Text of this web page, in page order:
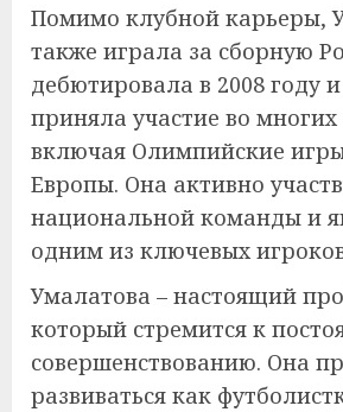
Помимо клубной карьеры,
также играла за сборную
дебютировала в 2008 году
приняла участие во
включая Олимпийские
Европы. Она активно
национальной команды и
одним из ключевых
Умалатова – настоящий
который стремится к
совершенствованию. Она
развиваться как